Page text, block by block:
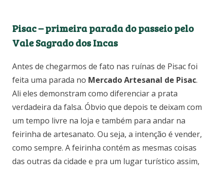
Pisac – primeira parada do passeio pelo
Vale Sagrado dos Incas
Antes de chegarmos de fato nas ruínas de Pisac foi
feita uma parada no Mercado Artesanal de Pisac.
Ali eles demonstram como diferenciar a prata
verdadeira da falsa. Óbvio que depois te deixam com
um tempo livre na loja e também para andar na
feirinha de artesanato. Ou seja, a intenção é vender,
como sempre. A feirinha contém as mesmas coisas
das outras da cidade e pra um lugar turístico assim,